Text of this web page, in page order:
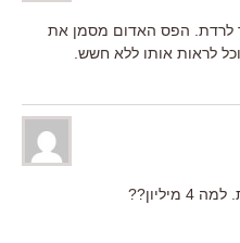
לרדת. הפס האדום מסמן את
לראות אותו ללא חשש.